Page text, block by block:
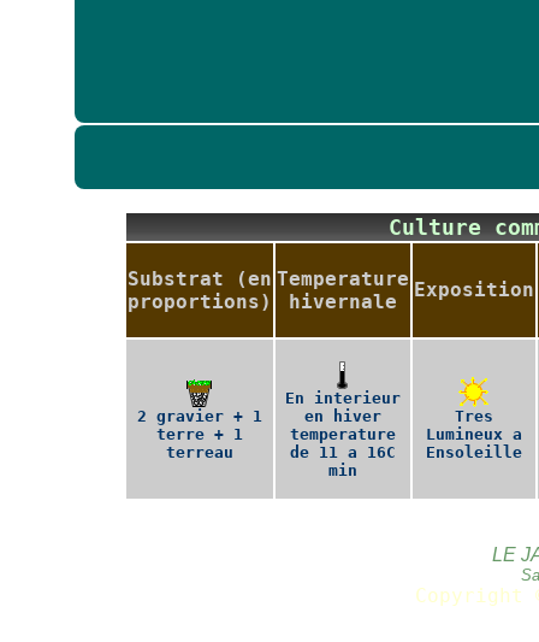
Culture
Substrat (en
proportions)
Temperature
hivernale
Exposition
2 gravier + 1
terre + 1
terreau
En interieur
en hiver
temperature
de 11 a 16C
min
Tres
Lumineux a
Ensoleille
LE
Copyright